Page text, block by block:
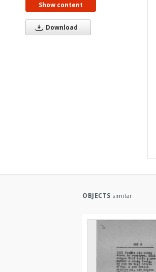
Show content
Download
OBJECTS similar